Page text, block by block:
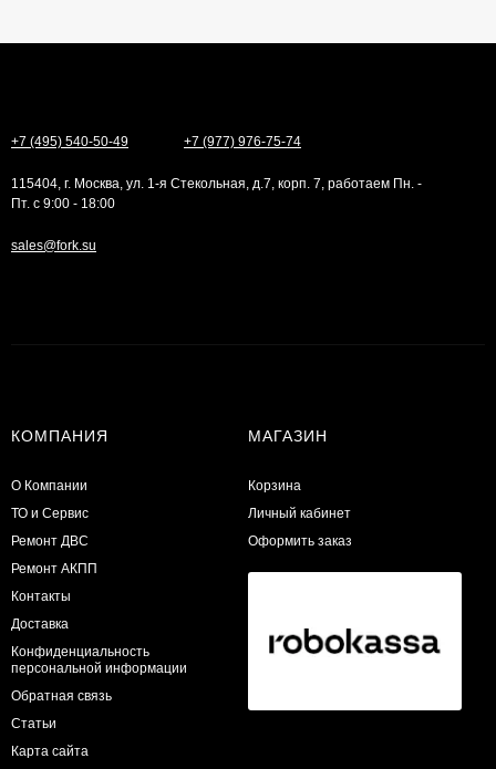
+7 (495) 540-50-49 +7 (977) 976-75-74
115404, г. Москва, ул. 1-я Стекольная, д.7, корп. 7, работаем Пн. -
Пт. с 9:00 - 18:00
sales@fork.su
КОМПАНИЯ
О Компании
ТО и Сервис
​Ремонт ДВС
Ремонт АКПП
Контакты
Доставка
Конфиденциальность
персональной информации
Обратная связь
Статьи
Карта сайта
МАГАЗИН
Корзина
Личный кабинет
Оформить заказ